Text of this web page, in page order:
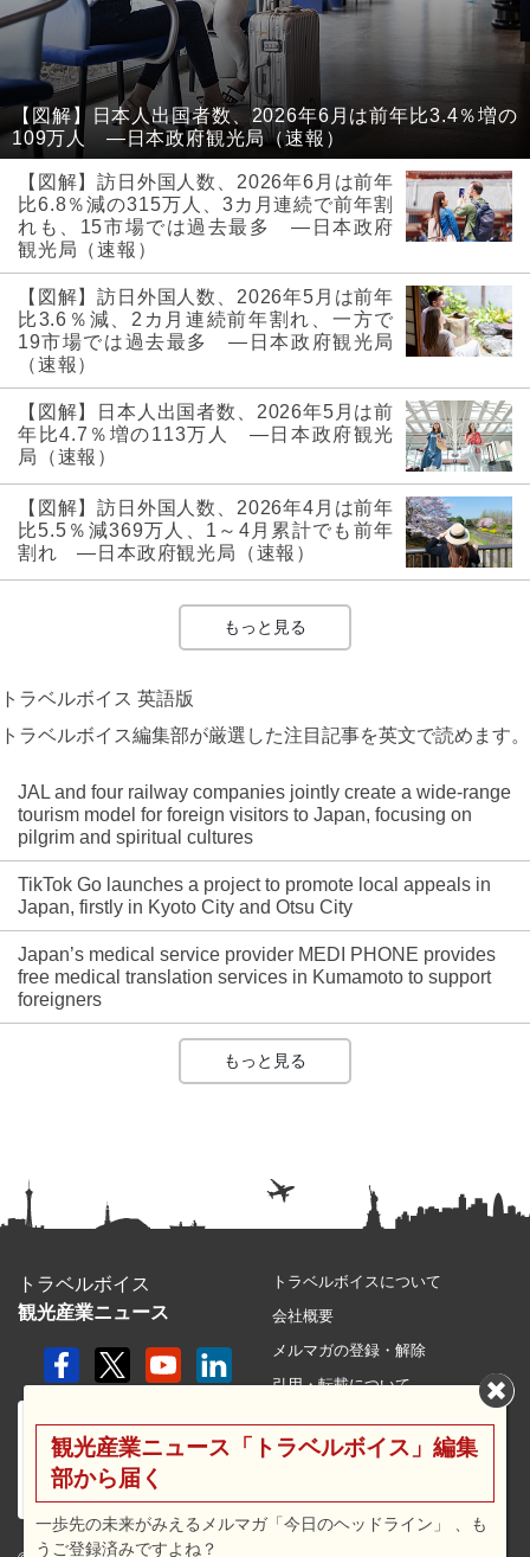
【図解】日本人出国者数、2026年6月は前年比3.4％増の
109万人 ―日本政府観光局（速報）
【図解】訪日外国人数、2026年6月は前年
比6.8％減の315万人、3カ月連続で前年割
れも、15市場では過去最多 ―日本政府
観光局（速報）
【図解】訪日外国人数、2026年5月は前年
比3.6％減、2カ月連続前年割れ、一方で
19市場では過去最多 ―日本政府観光局
（速報）
【図解】日本人出国者数、2026年5月は前
年比4.7％増の113万人 ―日本政府観光
局（速報）
【図解】訪日外国人数、2026年4月は前年
比5.5％減369万人、1～4月累計でも前年
割れ ―日本政府観光局（速報）
もっと見る
トラベルボイス 英語版
トラベルボイス編集部が厳選した注目記事を英文で読めます。
JAL and four railway companies jointly create a wide-range
tourism model for foreign visitors to Japan, focusing on
pilgrim and spiritual cultures
TikTok Go launches a project to promote local appeals in
Japan, firstly in Kyoto City and Otsu City
Japan’s medical service provider MEDI PHONE provides
free medical translation services in Kumamoto to support
foreigners
もっと見る
トラベルボイス
観光産業ニュース
トラベルボイスについて
会社概要
メルマガの登録・解除
引用・転載について
利用規約
広告メニュー・料金
観光産業ニュース「トラベルボイス」編集
部から届く
一歩先の未来がみえるメルマガ「今日のヘッドライン」 、も
うご登録済みですよね？